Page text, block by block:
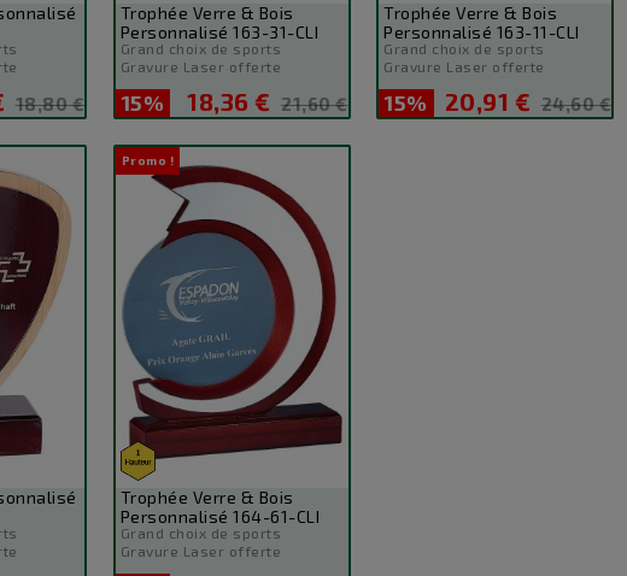
Prix
18,80 € 15%
Trophée Verre & Bois
Personnalisé 163-31-CLI
Grand choix de sports
Gravure Laser offerte
Prix
18,36 € Prix
21,60 € 15%
Trophée Verre & Bois
Personnalisé 163-11-CLI
Grand choix de sports
Gravure Laser offerte
Prix
20,91 € Prix
24,60 €
Promo !
Trophée Verre & Bois
Personnalisé 164-61-CLI
Grand choix de sports
Gravure Laser offerte